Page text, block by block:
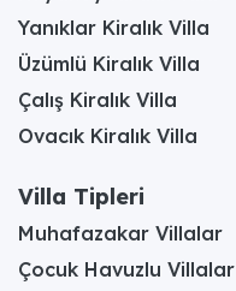
Yanıklar Kiralık Villa
Üzümlü Kiralık Villa
Çalış Kiralık Villa
Ovacık Kiralık Villa
Villa Tipleri
Muhafazakar Villalar
Çocuk Havuzlu Villalar